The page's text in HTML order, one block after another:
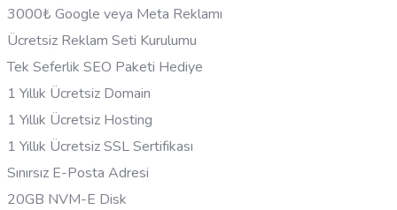
3000₺ Google veya Meta Reklamı
Ücretsiz Reklam Seti Kurulumu
Tek Seferlik SEO Paketi Hediye
1 Yıllık Ücretsiz Domain
1 Yıllık Ücretsiz Hosting
1 Yıllık Ücretsiz SSL Sertifikası
Sınırsız E-Posta Adresi
20GB NVM-E Disk